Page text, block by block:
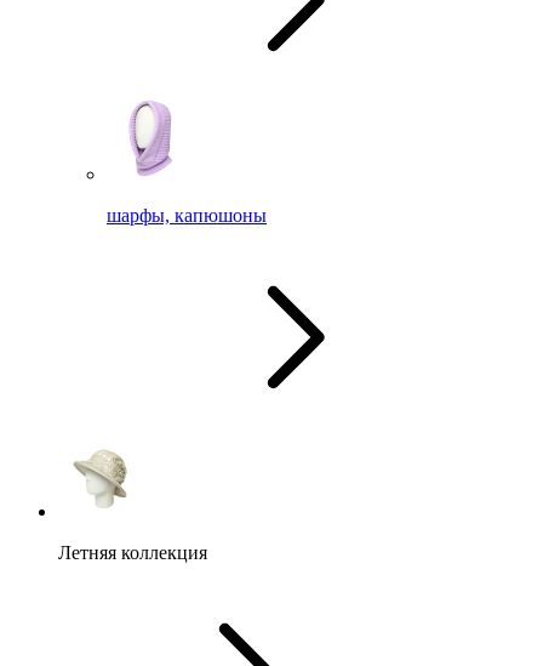
шарфы, капюшоны
Летняя коллекция